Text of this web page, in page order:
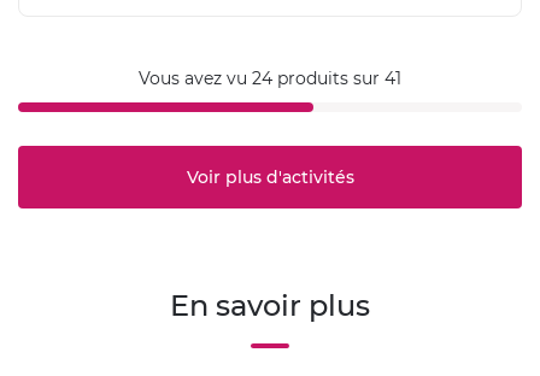
Vous avez vu 24 produits sur 41
Voir plus d'activités
En savoir plus